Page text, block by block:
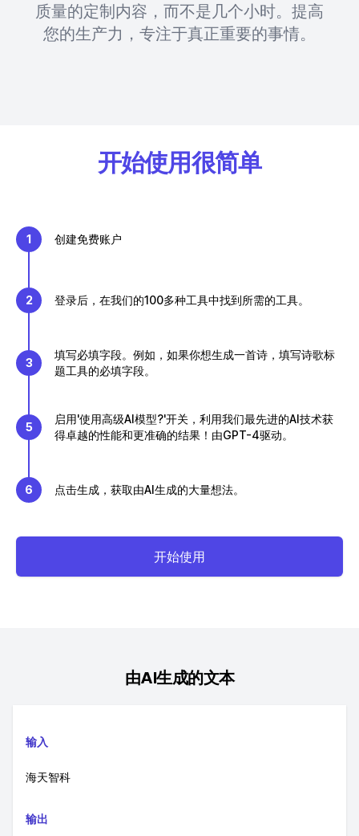
质量的定制内容，而不是几个小时。提高
您的生产力，专注于真正重要的事情。
开始使用很简单
1 创建免费账户
2 登录后，在我们的100多种工具中找到所需的工具。
3
填写必填字段。例如，如果你想生成一首诗，填写诗歌标
题工具的必填字段。
5
启用'使用高级AI模型?'开关，利用我们最先进的AI技术获
得卓越的性能和更准确的结果！由GPT-4驱动。
6 点击生成，获取由AI生成的大量想法。
开始使用
由AI生成的文本
输入
海天智科
输出